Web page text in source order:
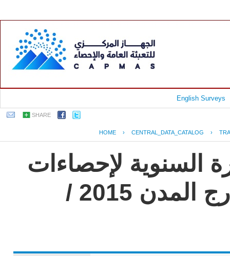
English Surveys
SHARE
HOME › CENTRAL_DATA_CATALOG ›
السنوية لإحصاءات
النقل العام للركاب داخل وخارج المدن 2015 /